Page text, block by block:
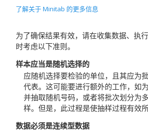
了解关于 Minitab 的更多信息
为了确保结果有效，请在收集数据、执
时考虑以下准则。
样本应当是随机选择的
应随机选择要检验的单位，且其应为
代表。这可能要进行额外的工作，如
并抽取随机号码，或者将批次划分为
样。但是，此过程是使抽样过程有效所
数据必须是连续型数据